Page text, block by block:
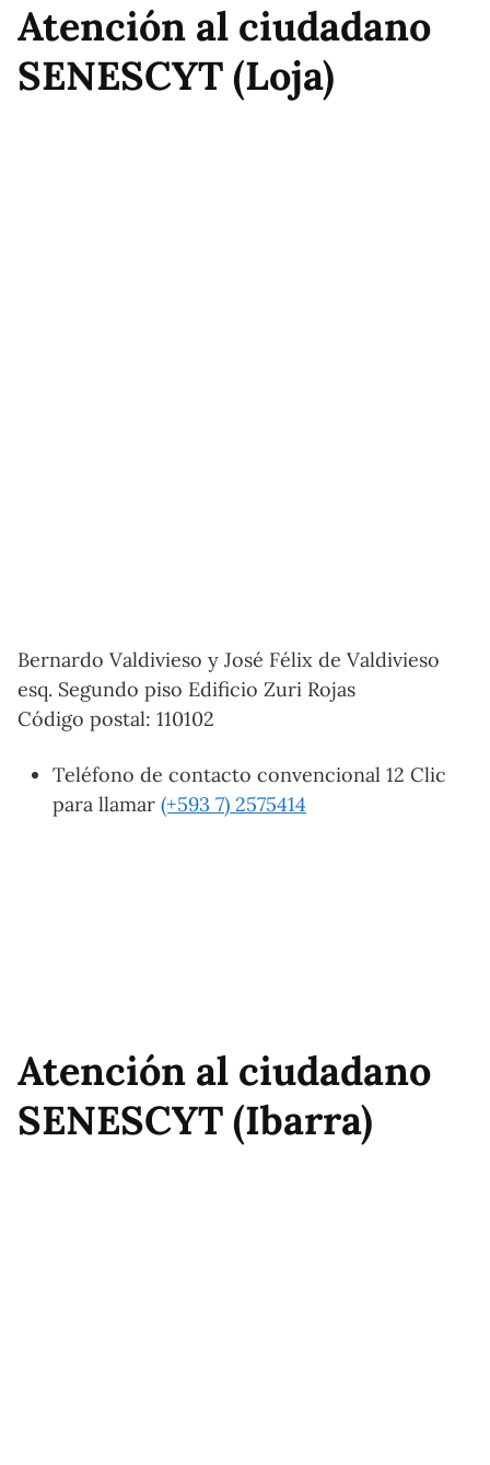
Atención al ciudadano
SENESCYT (Loja)
Bernardo Valdivieso y José Félix de Valdivieso
esq. Segundo piso Edificio Zuri Rojas
Código postal: 110102
Teléfono de contacto convencional 12 Clic
para llamar (+593 7) 2575414
Atención al ciudadano
SENESCYT (Ibarra)